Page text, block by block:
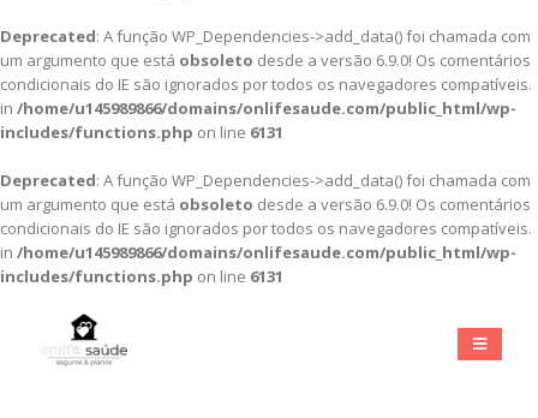
Deprecated: A função WP_Dependencies->add_data() foi chamada com
um argumento que está obsoleto desde a versão 6.9.0! Os comentários
condicionais do IE são ignorados por todos os navegadores compatíveis.
in /home/u145989866/domains/onlifesaude.com/public_html/wp-
includes/functions.php on line 6131
Deprecated: A função WP_Dependencies->add_data() foi chamada com
um argumento que está obsoleto desde a versão 6.9.0! Os comentários
condicionais do IE são ignorados por todos os navegadores compatíveis.
in /home/u145989866/domains/onlifesaude.com/public_html/wp-
includes/functions.php on line 6131